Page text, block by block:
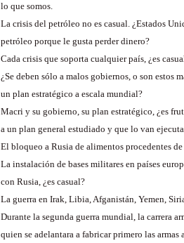
lo que somos.
La crisis del petróleo no es casual. ¿Estados
petróleo porque le gusta perder dinero?
Cada crisis que soporta cualquier país, ¿es
¿Se deben sólo a malos gobiernos, o son estos
un plan estratégico a escala mundial?
Macri y su gobierno, su plan estratégico, ¿es
a un plan general estudiado y que lo van
El bloqueo a Rusia de alimentos procedentes de
La instalación de bases militares en países
con Rusia, ¿es casual?
La guerra en Irak, Libia, Afganistán, Yemen,
Durante la segunda guerra mundial, la carrera
quien se adelantara a fabricar primero las armas